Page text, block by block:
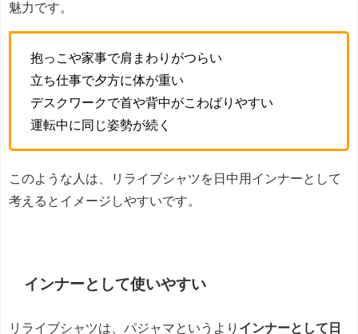
魅力です。
抱っこや家事で肩まわりがつらい
立ち仕事で夕方に体が重い
デスクワークで首や背中がこわばりやすい
運転中に同じ姿勢が続く
このような人は、リライブシャツを日中用インナーとして
考えるとイメージしやすいです。
インナーとして使いやすい
リライブシャツは、パジャマというより インナーとして日